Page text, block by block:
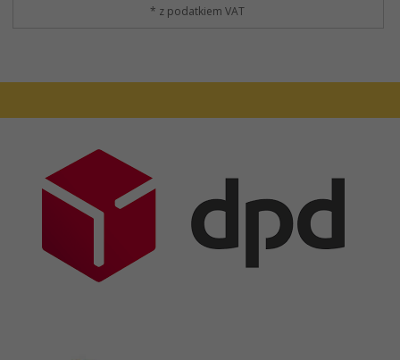
* z podatkiem VAT